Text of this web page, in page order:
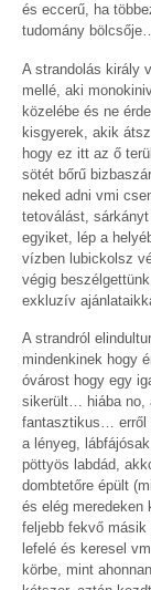
és eccerű, ha
tudomány
A strandolás király
mellé, aki
közelébe és ne
kisgyerek, akik
hogy ez itt az ő
sötét bőrű
neked adni vmi
tetoválást,
egyiket, lép a
vízben lubickolsz
végig
exkluzív
A strandról
mindenkinek hogy
óvárost hogy egy
sikerült… hiába no,
fantasztikus… erről
a lényeg,
pöttyös labdád,
dombtetőre épült
és elég meredeken
feljebb fekvő
lefelé és keresel
körbe, mint